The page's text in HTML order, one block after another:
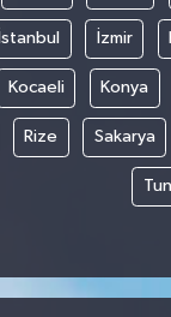
İstanbul İzmir
Kocaeli Konya
Rize Sakarya